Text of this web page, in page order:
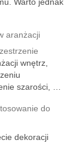
Warto jednak
aranżacji
wnętrz,
szarości, …
do
dekoracji